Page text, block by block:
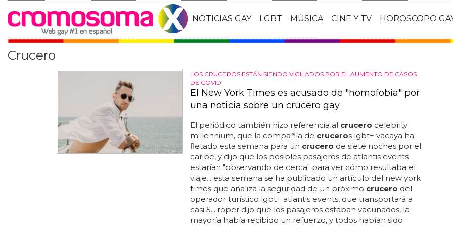
NOTICIAS GAY LGBT MÚSICA CINE Y TV HOROSCOPO
Crucero
LOS CRUCEROS ESTÁN SIENDO VIGILADOS POR EL AUMENTO DE CASOS
DE COVID
El New York Times es acusado de "homofobia" por
una noticia sobre un crucero gay
El periódico también hizo referencia al crucero celebrity
millennium, que la compañía de cruceros lgbt+ vacaya ha
fletado esta semana para un crucero de siete noches por el
caribe, y dijo que los posibles pasajeros de atlantis events
estarían "observando de cerca" para ver cómo resultaba el
viaje... esta semana se ha publicado un artículo del new york
times que analiza la seguridad de un próximo crucero del
operador turístico lgbt+ atlantis events, que transportará a
casi 5... roper dijo que los pasajeros estaban vacunados, la
mayoría había recibido un refuerzo, y todos habían sido